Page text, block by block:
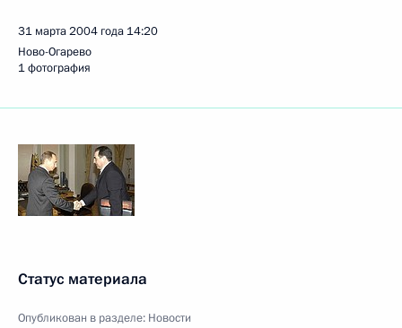
31 марта 2004 года 14:20
Ново-Огарево
1 фотография
Статус материала
Опубликован в разделе: Новости